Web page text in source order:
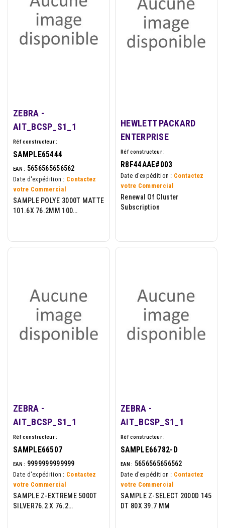
ZEBRA -
AIT_BCSP_S1_1
Réf constructeur :
SAMPLE65444
EAN : 5656565656562
Date d'expédition : Contactez
votre Commercial
SAMPLE POLYE 3000T MATTE
101.6X 76.2MM 100
HEWLETT PACKARD
ENTERPRISE
Réf constructeur :
R8F44AAE#003
Date d'expédition : Contactez
votre Commercial
Renewal Of Cluster
Subscription
ZEBRA -
AIT_BCSP_S1_1
Réf constructeur :
SAMPLE66507
EAN : 9999999999999
Date d'expédition : Contactez
votre Commercial
SAMPLE Z-EXTREME 5000T
SILVER76.2 X 76.2
ZEBRA -
AIT_BCSP_S1_1
Réf constructeur :
SAMPLE66782-D
EAN : 5656565656562
Date d'expédition : Contactez
votre Commercial
SAMPLE Z-SELECT 2000D 145
DT 80X 39.7 MM